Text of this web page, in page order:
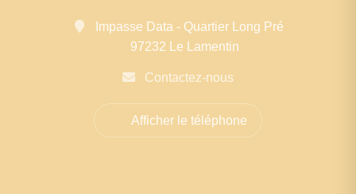
Impasse Data - Quartier Long Pré
97232 Le Lamentin
Contactez-nous
Afficher le téléphone